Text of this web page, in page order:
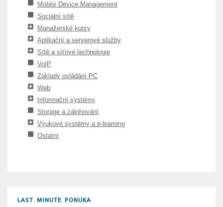
Mobile Device Management
Sociální sítě
Manažerské kurzy
Aplikační a serverové služby
Sítě a síťové technologie
VoIP
Základy ovládání PC
Web
Informační systémy
Storage a zálohování
Výukové systémy a e-learning
Ostatní
LAST MINUTE PONUKA